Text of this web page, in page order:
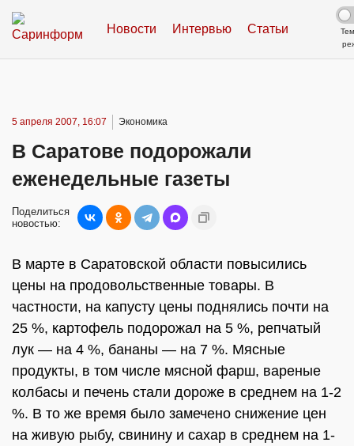
Новости Интервью Статьи
5 апреля 2007, 16:07 Экономика
В Саратове подорожали
еженедельные газеты
Поделиться
новостью:
В марте в Саратовской области повысились
цены на продовольственные товары. В
частности, на капусту цены поднялись почти на
25 %, картофель подорожал на 5 %, репчатый
лук — на 4 %, бананы — на 7 %. Мясные
продукты, в том числе мясной фарш, вареные
колбасы и печень стали дороже в среднем на 1-2
%. В то же время было замечено снижение цен
на живую рыбу, свинину и сахар в среднем на 1-